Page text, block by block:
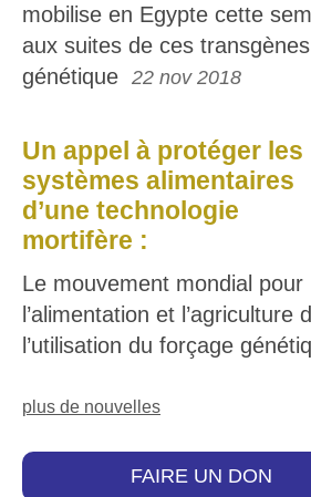
mobilise en Egypte cette
aux suites de ces
génétique 22 nov 2018
Un appel à protéger les
systèmes alimentaires
d’une technologie
mortifère :
Le mouvement mondial pour
l’alimentation et l’agriculture
l’utilisation du forçage
plus de nouvelles
FAIRE UN DON